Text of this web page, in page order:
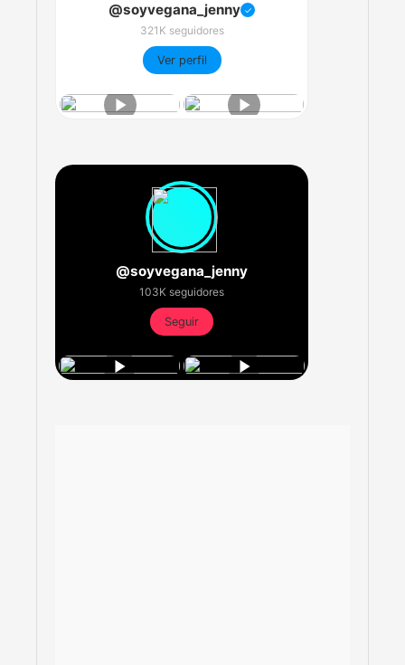
@soyvegana_jenny ✓
321K seguidores
Ver perfil
@soyvegana_jenny
103K seguidores
Seguir